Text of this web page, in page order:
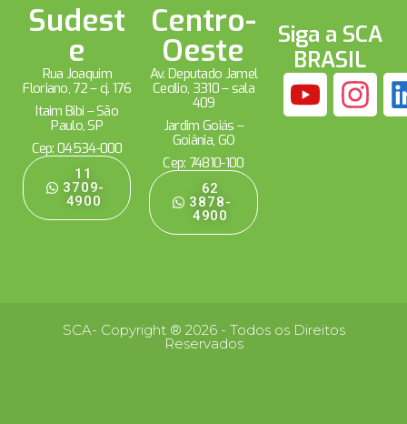
Sudest
e
Rua Joaquim
Floriano, 72 – cj. 176
Itaim Bibi – São
Paulo, SP
Cep: 04534-000
11
3709-
4900
Centro-
Oeste
Av. Deputado Jamel
Cecílio, 3310 – sala
409
Jardim Goiás –
Goiânia, GO
Cep: 74810-100
62
3878-
4900
Siga a SCA
BRASIL
SCA- Copyright ® 2026 - Todos os Direitos
Reservados